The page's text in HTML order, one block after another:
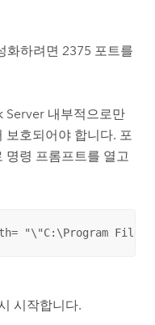
화하려면 2375 포트를
Server내부적으로만
보호되어야 합니다. 포
명령 프롬프트를 열고
"\"C:\Program
시작합니다.